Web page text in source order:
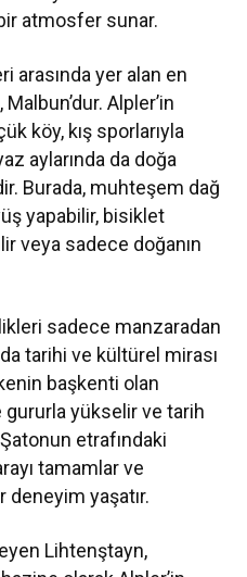
atmosfer sunar.
arasında yer alan en
Alpler’in
köy, kış sporlarıyla
aylarında da doğa
Burada, muhteşem dağ
yapabilir, bisiklet
veya sadece doğanın
sadece manzaradan
tarihi ve kültürel mirası
başkenti olan
gururla yükselir ve tarih
etrafındaki
tamamlar ve
yaşatır.
Lihtenştayn,